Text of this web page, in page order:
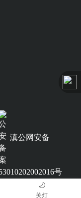
滇公网安备
号
关灯